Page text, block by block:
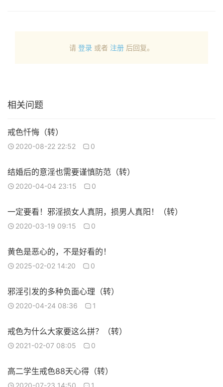
请 登录 或者 注册 后回复。
相关问题
戒色忏悔（转）
2020-08-22 22:52 0
结婚后的意淫也需要谨慎防范（转）
2020-04-04 23:15 0
一定要看！邪淫损女人真阴，损男人真阳！（转）
2020-03-19 09:15 0
黄色是恶心的，不是好看的！
2025-02-02 14:20 0
邪淫引发的多种负面心理（转）
2020-04-24 08:36 1
戒色为什么大家要这么拼？（转）
2021-02-07 08:05 0
高二学生戒色88天心得（转）
2020-07-23 14:50 1